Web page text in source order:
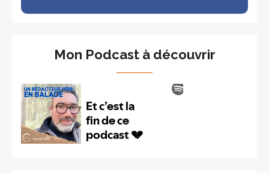
Mon Podcast à découvrir